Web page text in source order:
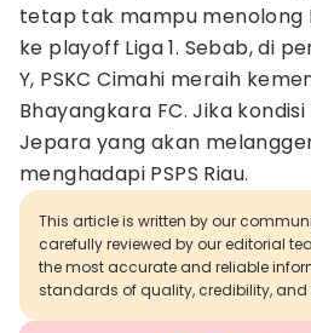
tetap tak mampu menolong
ke playoff Liga 1. Sebab, di
Y, PSKC Cimahi meraih
Bhayangkara FC. Jika
Jepara yang akan
menghadapi PSPS Riau.
This article is written by our
carefully reviewed by our editorial
the most accurate and reliable
standards of quality, credibility, and